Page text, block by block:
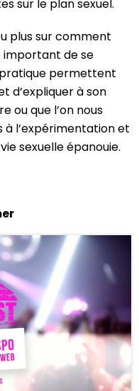
sur le plan sexuel.
plus sur comment
important de se
permettent
d’expliquer à son
ou que l’on nous
à l’expérimentation et
sexuelle épanouie.